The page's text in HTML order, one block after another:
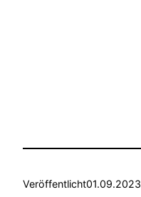
Veröffentlicht01.09.2023